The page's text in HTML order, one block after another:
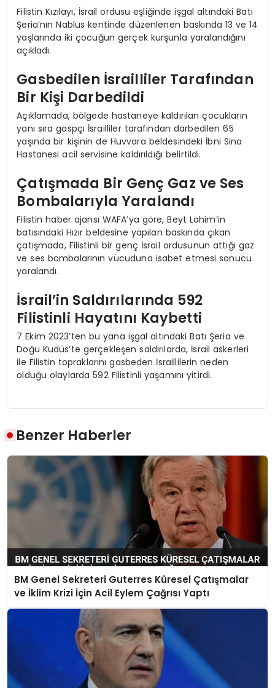
Filistin Kızılayı, İsrail ordusu eşliğinde işgal altındaki Batı
Şeria’nın Nablus kentinde düzenlenen baskında 13 ve 14
yaşlarında iki çocuğun gerçek kurşunla yaralandığını
açıkladı.
Gasbedilen İsrailliler Tarafından
Bir Kişi Darbedildi
Açıklamada, bölgede hastaneye kaldırılan çocukların
yanı sıra gaspçı İsrailliler tarafından darbedilen 65
yaşında bir kişinin de Huvvara beldesindeki İbni Sina
Hastanesi acil servisine kaldırıldığı belirtildi.
Çatışmada Bir Genç Gaz ve Ses
Bombalarıyla Yaralandı
Filistin haber ajansı WAFA’ya göre, Beyt Lahim’in
batısındaki Hızır beldesine yapılan baskında çıkan
çatışmada, Filistinli bir genç İsrail ordusunun attığı gaz
ve ses bombalarının vücuduna isabet etmesi sonucu
yaralandı.
İsrail’in Saldırılarında 592
Filistinli Hayatını Kaybetti
7 Ekim 2023’ten bu yana işgal altındaki Batı Şeria ve
Doğu Kudüs’te gerçekleşen saldırılarda, İsrail askerleri
ile Filistin topraklarını gasbeden İsraillilerin neden
olduğu olaylarda 592 Filistinli yaşamını yitirdi.
Benzer Haberler
BM Genel Sekreteri Guterres Küresel Çatışmalar
ve İklim Krizi İçin Acil Eylem Çağrısı Yaptı